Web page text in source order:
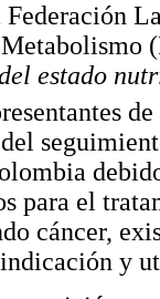
Federación
estado
para el
cáncer,
y